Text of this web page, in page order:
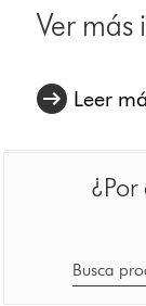
Ver
Leer